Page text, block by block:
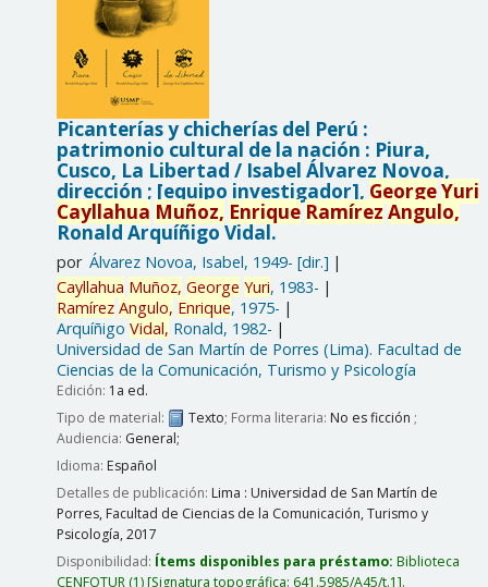
Picanterías y chicherías del Perú :
patrimonio cultural de la nación : Piura,
Cusco, La Libertad / Isabel Álvarez Novoa,
dirección ; [equipo investigador], GeorgeYuri
Cayllahua Muñoz, Enrique Ramírez Angulo,
Ronald Arquíñigo Vidal.
por Álvarez Novoa, Isabel, 1949- [dir.]
Cayllahua Muñoz, George Yuri, 1983-
Ramírez Angulo, Enrique, 1975-
Arquíñigo Vidal, Ronald, 1982-
Universidad de San Martín de Porres (Lima). Facultad de
Ciencias de la Comunicación, Turismo y Psicología
Edición: 1a ed.
Tipo de material:
Texto; Forma literaria: No es ficción ;
Audiencia: General;
Idioma: Español
Detalles de publicación: Lima : Universidad de San Martín de
Porres, Facultad de Ciencias de la Comunicación, Turismo y
Psicología,2017
Disponibilidad: Ítems disponibles para préstamo: Biblioteca
CENFOTUR(1) Signatura topográfica: 641.5985/A45/t.1 .